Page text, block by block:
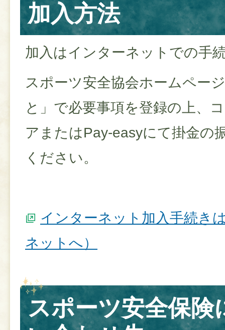
加入方法
加入はインターネットでの手
スポーツ安全協会ホームペー
と」で必要事項を登録の上、
アまたはPay-easyにて掛金の
ください。
インターネット加入手続き
ネットへ）
スポーツ安全保険